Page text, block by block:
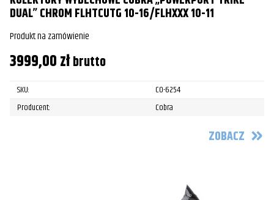
DUAL” CHROM FLHTCUTG 10-16/FLHXXX 10-11
Produkt na zamówienie
3999,00złbrutto
SKU:
CO-6254
Producent:
Cobra
ZOBACZ